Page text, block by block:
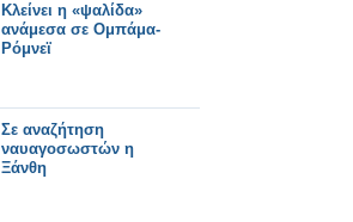
Kλείνει η «ψαλίδα»
ανάμεσα σε Ομπάμα-
Ρόμνεϊ
Σε αναζήτηση
ναυαγοσωστών η
Ξάνθη